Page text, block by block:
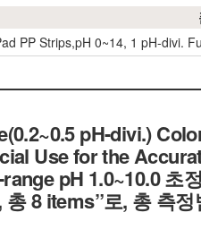
PP Strips,pH 0~14, 1 pH-divi.
pH-divi.)
Use for the
pH 1.0~10.0 초
총 8 items”로, 총 측